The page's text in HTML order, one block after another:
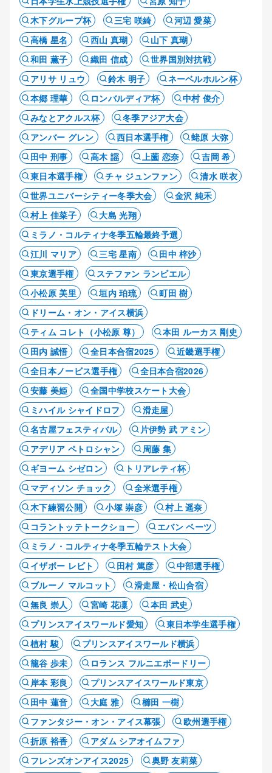
木下グループ杯
三宅 咲綺
河辺 愛菜
高橋 星名
西山 真瑚
山下 真瑚
和田 薫子
織田 信成
世界国別対抗戦
アリサ リュウ
鈴木 明子
ネーベルホルン杯
本郷 理華
ロンバルディア杯
中村 俊介
みなとアクルス杯
冬季アジア大会
アンバー グレン
西日本選手権
蛯原 大弥
田中 刑事
高木 謡 上薗 恋奈
吉岡 希
東日本選手権
チャ ジュンファン
清水 咲衣
世界ユニバーシティー冬季大会
金沢 純禾
村上 佳菜子
大島 光翔
ミラノ・コルティナ冬季五輪最終予選
江川 マリア
三宅 星南
田中 梓沙
東京選手権
ステファン ランビエル
小松原 美里
垣内 珀琉
町田 樹
ドリーム・オン・アイス横浜
ティム コレト（小松原 尊）
本田 ルーカス 剛史
田内 誠悟
全日本合宿2025
近畿選手権
全日本ノービス選手権
全日本合宿2026
安藤 美姫
全国中学校スケート大会
ミハイル シャイドロフ
滑走屋
名古屋フェスティバル
片伊勢 武 アミン
アデリア ペトロシャン
周藤 集
ギヨーム シゼロン
トリアレティ杯
マディソン チョック
全米選手権
木下練習公開
小塚 崇彦
村上 遥奈
コラントッテトークショー
エバン ベーツ
ミラノ・コルティナ冬季五輪テスト大会
イザボー レビト
田村 篤彦
中部選手権
ブルーノ マルコット
滑走屋・松山合宿
無良 崇人
宮崎 花凜
本田 武史
プリンスアイスワールド愛知
東日本学生選手権
植村 駿
プリンスアイスワールド横浜
籠谷 歩未
ロランス フルニエボードリー
岸本 彩良
プリンスアイスワールド東京
田中 蓮音
大庭 雅
櫛田 一樹
ファンタジー・オン・アイス幕張
欧州選手権
折原 裕香
アダム シアオイムファ
フレンズオンアイス2025
奥野 友莉菜